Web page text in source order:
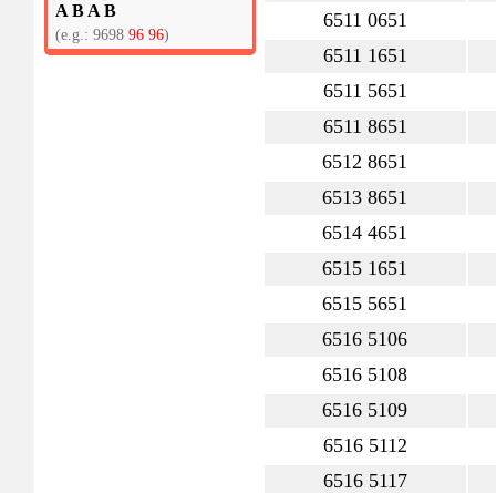
ABAB
(e.g.: 9698 96 96)
6511 0651
6511 1651
6511 5651
6511 8651
6512 8651
6513 8651
6514 4651
6515 1651
6515 5651
6516 5106
6516 5108
6516 5109
6516 5112
6516 5117